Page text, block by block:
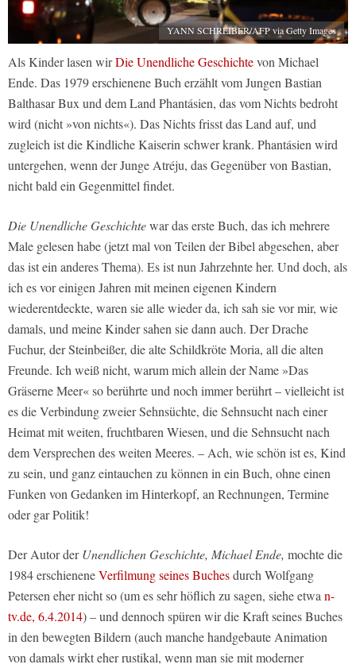
YANN SCHREIBER/AFP via Getty Images
Als Kinder lasen wirDie Unendliche Geschichtevon Michael
Ende. Das 1979 erschienene Buch erzählt vom Jungen Bastian
Balthasar Bux und dem Land Phantásien, das vom Nichts bedroht
wird (nicht »von nichts«). Das Nichts frisst das Land auf, und
zugleich ist die Kindliche Kaiserin schwer krank. Phantásien wird
untergehen, wenn der Junge Atréju, das Gegenüber von Bastian,
nicht bald ein Gegenmittel findet.
Die Unendliche Geschichtewar das erste Buch, das ich mehrere
Male gelesen habe (jetzt mal von Teilen der Bibel abgesehen, aber
das ist ein anderes Thema). Es ist nun Jahrzehnte her. Und doch, als
ich es vor einigen Jahren mit meinen eigenen Kindern
wiederentdeckte, waren sie alle wieder da, ich sah sie vor mir, wie
damals, und meine Kinder sahen sie dann auch. Der Drache
Fuchur, der Steinbeißer, die alte Schildkröte Moria, all die alten
Freunde. Ich weiß nicht, warum mich allein der Name »Das
Gräserne Meer« so berührte und noch immer berührt – vielleicht ist
es die Verbindung zweier Sehnsüchte, die Sehnsucht nach einer
Heimat mit weiten, fruchtbaren Wiesen, und die Sehnsucht nach
dem Versprechen des weiten Meeres. – Ach, wie schön ist es, Kind
zu sein, und ganz eintauchen zu können in ein Buch, ohne einen
Funken von Gedanken im Hinterkopf, an Rechnungen, Termine
oder gar Politik!
Der Autor derUnendlichen Geschichte, Michael Ende, mochte die
1984 erschieneneVerfilmung seines Buchesdurch Wolfgang
Petersen eher nicht so (um es sehr höflich zu sagen, siehe etwa n-
tv.de, 6.4.2014) – und dennoch spüren wir die Kraft seines Buches
in den bewegten Bildern (auch manche handgebaute Animation
von damals wirkt eher rustikal, wenn man sie mit moderner